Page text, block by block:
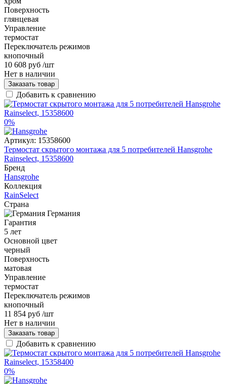
Поверхность
глянцевая
Управление
термостат
Переключатель режимов
кнопочный
10 608 руб /шт
Нет в наличии
Заказать товар
Добавить к сравнению
0%
Артикул: 15358600
Термостат скрытого монтажа для 5 потребителей Hansgrohe
Rainselect, 15358600
Бренд
Hansgrohe
Коллекция
RainSelect
Страна
Германия
Гарантия
5 лет
Основной цвет
черный
Поверхность
матовая
Управление
термостат
Переключатель режимов
кнопочный
11 854 руб /шт
Нет в наличии
Заказать товар
Добавить к сравнению
0%